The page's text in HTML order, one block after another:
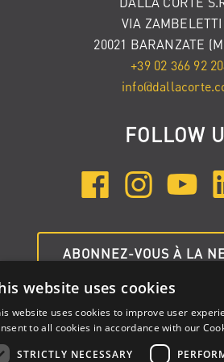
VIA
20021 BARANZATE
+39 02 366 92
FOLLOW
ABONNEZ-VOUS À LA
website uses cookies
website uses cookies to improve user
to all cookies in accordance with our
STRICTLY NECESSARY